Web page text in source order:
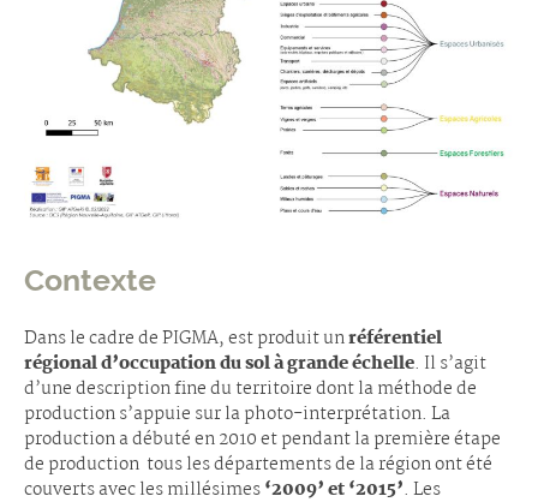
Contexte
Dans le cadre de PIGMA, est produit unréférentiel
régional d’occupation du sol à grande échelle. Il s’agit
d’une description fine du territoire dont la méthode de
production s’appuie sur la photo-interprétation. La
production a débuté en 2010 et pendant la première étape
de production tous les départements de la région ont été
couverts avec les millésimes‘2009’ et ‘2015’. Les